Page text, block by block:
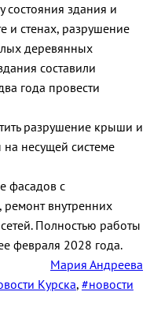
здания и
и стенах, разрушение
деревянных
составили
года провести
разрушение крыши и
несущей системе
фасадов с
ремонт внутренних
Полностью работы
февраля 2028 года.
Мария Андреева
Курска, #новости